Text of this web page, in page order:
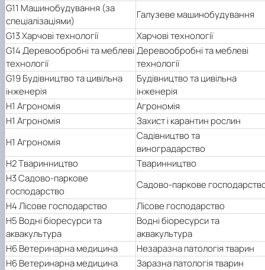
G11 Машинобудування (за
спеціалізаціями)
Галузеве машинобудування
G13 Харчові технології
Харчові технології
G14 Деревообробні та меблеві
технології
Деревообробні та меблеві
технології
G19 Будівництво та цивільна
інженерія
Будівництво та цивільна
інженерія
H1 Агрономія
Агрономія
H1 Агрономія
Захист і карантин рослин
H1 Агрономія
Садівництво та
виноградарство
H2 Тваринництво
Тваринництво
H3 Садово-паркове
господарство
Садово-паркове
H4 Лісове господарство
Лісове господарство
H5 Водні біоресурси та
аквакультура
Водні біоресурси та
аквакультура
H6 Ветеринарна медицина
Незаразна патологія тварин
H6 Ветеринарна медицина
Заразна патологія тварин